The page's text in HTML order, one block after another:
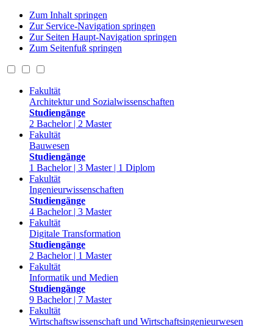
Zum Inhalt springen
Zur Service-Navigation springen
Zur Seiten Haupt-Navigation springen
Zum Seitenfuß springen
Fakultät
Architektur und Sozialwissenschaften
Studiengänge
2 Bachelor | 2 Master
Fakultät
Bauwesen
Studiengänge
1 Bachelor | 3 Master | 1 Diplom
Fakultät
Ingenieurwissenschaften
Studiengänge
4 Bachelor | 3 Master
Fakultät
Digitale Transformation
Studiengänge
2 Bachelor | 1 Master
Fakultät
Informatik und Medien
Studiengänge
9 Bachelor | 7 Master
Fakultät
Wirtschaftswissenschaft und Wirtschaftsingenieurwesen